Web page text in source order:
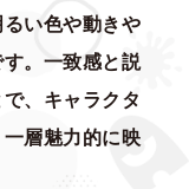
い色や動きや
。一致感と説
、キャラクタ
層魅力的に映